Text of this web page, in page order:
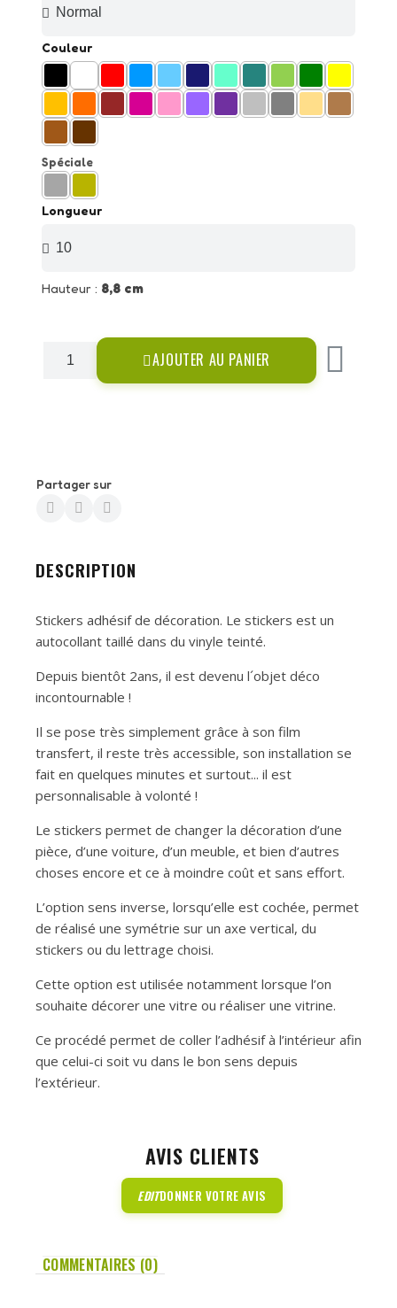
Couleur
Spéciale
Longueur
Hauteur : 8,8 cm
AJOUTER AU PANIER
Partager sur
DESCRIPTION
Stickers adhésif de décoration. Le stickers est un
autocollant taillé dans du vinyle teinté.
Depuis bientôt 2ans, il est devenu l´objet déco
incontournable !
Il se pose très simplement grâce à son film
transfert, il reste très accessible, son installation se
fait en quelques minutes et surtout... il est
personnalisable à volonté !
Le stickers permet de changer la décoration d’une
pièce, d’une voiture, d’un meuble, et bien d’autres
choses encore et ce à moindre coût et sans effort.
L’option sens inverse, lorsqu’elle est cochée, permet
de réalisé une symétrie sur un axe vertical, du
stickers ou du lettrage choisi.
Cette option est utilisée notamment lorsque l’on
souhaite décorer une vitre ou réaliser une vitrine.
Ce procédé permet de coller l’adhésif à l’intérieur afin
que celui-ci soit vu dans le bon sens depuis
l’extérieur.
AVIS CLIENTS
EDITDONNER VOTRE AVIS
COMMENTAIRES (0)